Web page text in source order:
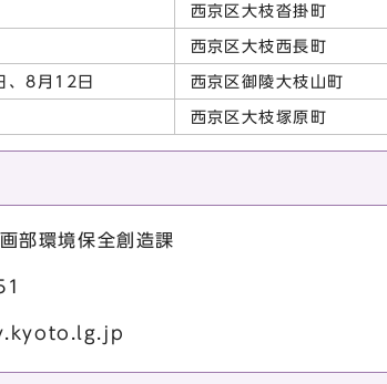
西京区大枝沓掛町
西京区大枝西長町
、8月12日 西京区御陵大枝山町
西京区大枝塚原町
部環境保全創造課